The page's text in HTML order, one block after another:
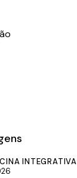
INTEGRATIVA